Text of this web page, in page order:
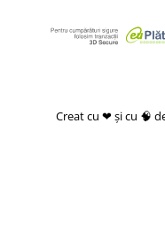
Creat cu ❤ și cu 🧠